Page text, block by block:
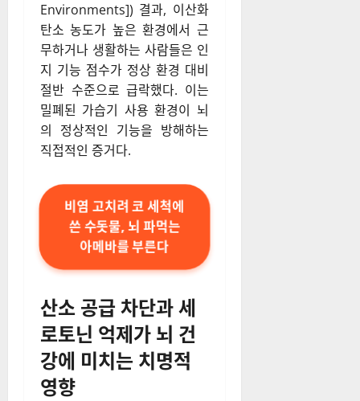
Environments]) 결과, 이산화
탄소 농도가 높은 환경에서 근
무하거나 생활하는 사람들은 인
지 기능 점수가 정상 환경 대비
절반 수준으로 급락했다. 이는
밀폐된 가습기 사용 환경이 뇌
의 정상적인 기능을 방해하는
직접적인 증거다.
비염 고치려 코 세척에
쓴 수돗물, 뇌 파먹는
아메바를 부른다
산소 공급 차단과 세
로토닌 억제가 뇌 건
강에 미치는 치명적
영향